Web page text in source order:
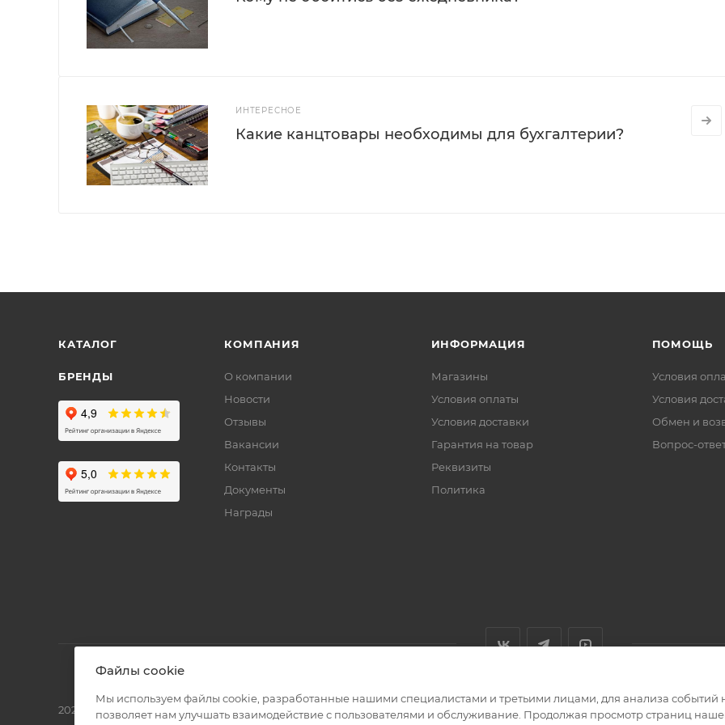
ИНТЕРЕСНОЕ
Какие канцтовары необходимы для бухгалтерии?
КАТАЛОГ
БРЕНДЫ
КОМПАНИЯ
О компании
Новости
Отзывы
Вакансии
Контакты
Документы
Награды
ИНФОРМАЦИЯ
Магазины
Условия оплаты
Условия доставки
Гарантия на товар
Реквизиты
Политика
ПОМОЩЬ
Условия
Условия
Обмен и
Вопрос-
2026 © Полиграф кит - интернет-магазин
Файлы cookie
Мы используем файлы cookie, разработанные нашими специалистами и третьими лицами, для анализа событий
позволяет нам улучшать взаимодействие с пользователями и обслуживание. Продолжая просмотр страниц